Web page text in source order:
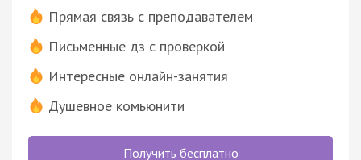
Прямая связь с преподавателем
Письменные дз с проверкой
Интересные онлайн-занятия
Душевное комьюнити
Получить бесплатно